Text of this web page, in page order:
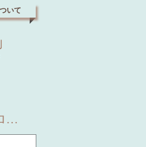
いて
グイン